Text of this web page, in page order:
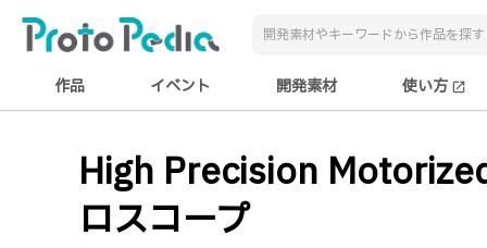
作品 イベント 開発素材 使い方 open_in_new
High Precision
ロスコープ